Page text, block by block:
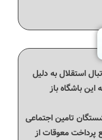
استقلال به دلیل
این باشگاه باز
تامین اجتماعی
پرداخت معوقات از